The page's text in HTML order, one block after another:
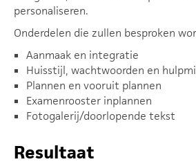
personaliseren.
Onderdelen die zullen besproken
Aanmaak en integratie
Huisstijl, wachtwoorden en
Plannen en vooruit plannen
Examenrooster inplannen
Fotogalerij/doorlopende tekst
Resultaat